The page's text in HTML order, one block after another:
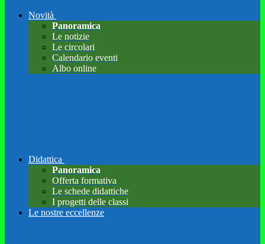
Novità
Panoramica
Le notizie
Le circolari
Calendario eventi
Albo online
Didattica
Panoramica
Offerta formativa
Le schede didattiche
I progetti delle classi
Le nostre eccellenze